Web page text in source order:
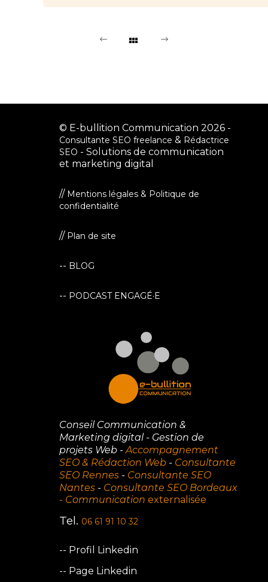
© E-bullition Communication 2026 -
Consultante SEO freelance & Rédactrice
SEO - Solutions de communication
et marketing digital
// Mentions légales & Politique de
confidentialité
// Plan de site
-- BLOG
-- PODCAST ENGAGÉ·E
Conseil Communication &
Marketing digital - Gestion de
projets Web -Accompagnement
SEO & Rédaction Web - Consultante
SEO Rennes - Consultante SEO
Nantes - Consultante SEO Bordeaux
- Communication externalisée
Tel. 06 61 91 10 32
-- Profil Linkedin
-- Page Linkedin